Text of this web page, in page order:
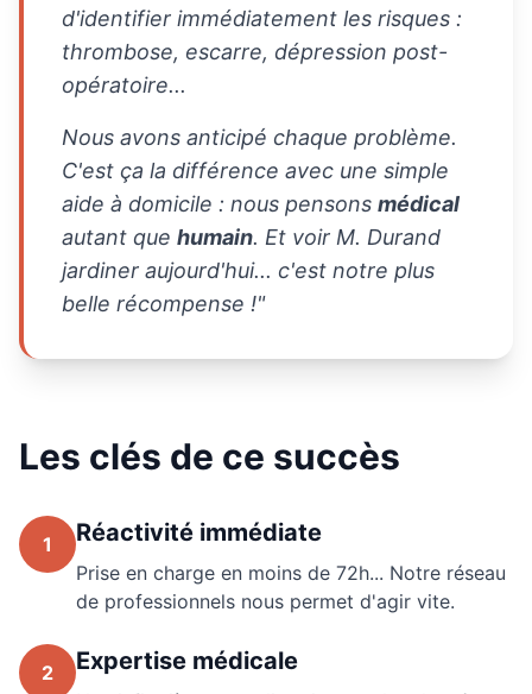
d'identifier immédiatement les risques :
thrombose, escarre, dépression post-
opératoire...
Nous avons anticipé chaque problème.
C'est ça la différence avec une simple
aide à domicile : nous pensons médical
autant que humain. Et voir M. Durand
jardiner aujourd'hui... c'est notre plus
belle récompense !"
Les clés de ce succès
1 Réactivité immédiate
Prise en charge en moins de 72h... Notre réseau
de professionnels nous permet d'agir vite.
2 Expertise médicale